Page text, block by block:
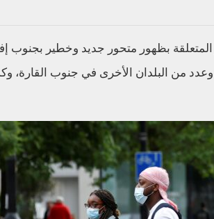
بظهور متحور جديد وخطير بجنوب
من البلدان الأخرى في جنوب القارة،